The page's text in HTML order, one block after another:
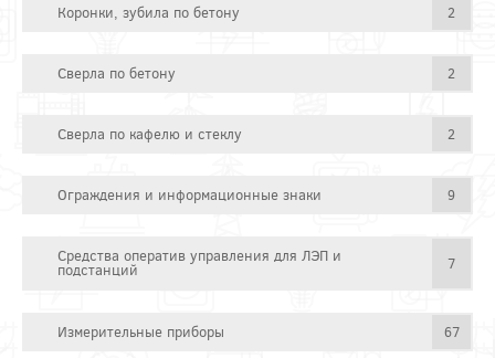
Коронки, зубила по бетону 2
Сверла по бетону 2
Сверла по кафелю и стеклу 2
Ограждения и информационные знаки 9
Средства оператив управления для ЛЭП и
подстанций 7
Измерительные приборы 67